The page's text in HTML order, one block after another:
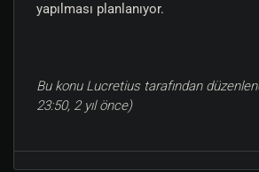
yapılması planlanıyor.
Bu konu Lucretius tarafından
23:50, 2 yıl önce)